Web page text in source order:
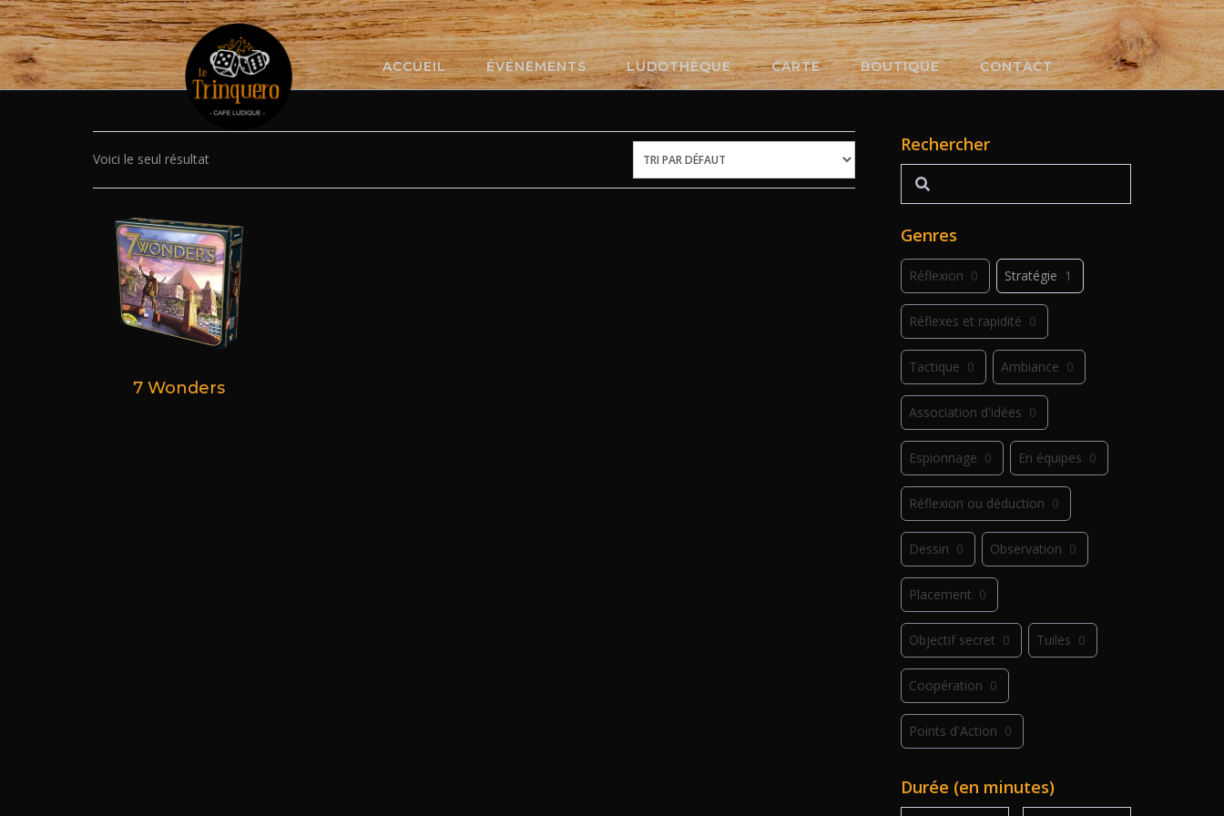
Skip
to
content
ACCUEIL ÉVÉNEMENTS LUDOTHÈQUE CARTE BOUTIQUE CONTACT
Voici le seul résultat
7 Wonders
Rechercher
Rechercher
Genres
Réflexion 0 Stratégie 1
Réflexes et rapidité 0
Tactique 0 Ambiance 0
Association d'idées 0
Espionnage 0 En équipes 0
Réflexion ou déduction 0
Dessin 0 Observation 0
Placement 0
Objectif secret 0 Tuiles 0
Coopération 0
Points d'Action 0
Déplacement 0
Durée (en minutes)